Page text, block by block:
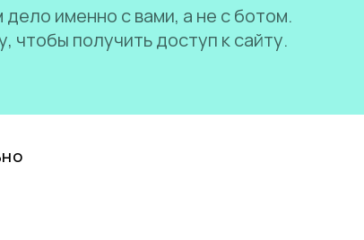
именно с вами, а не с ботом.
чтобы получить доступ к сайту.